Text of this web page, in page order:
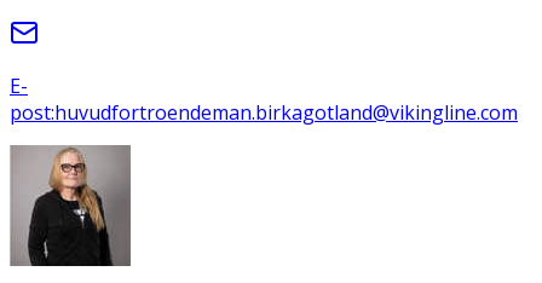
E-
post:huvudfortroendeman.birkagotland@vikingline.com